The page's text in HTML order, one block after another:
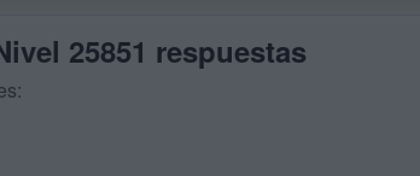
25851 respuestas